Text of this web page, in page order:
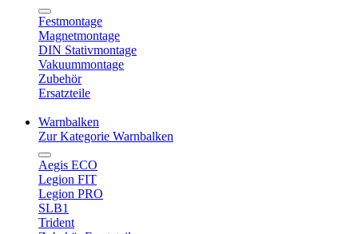
Festmontage
Magnetmontage
DIN Stativmontage
Vakuummontage
Zubehör
Ersatzteile
Warnbalken
Zur Kategorie Warnbalken
Aegis ECO
Legion FIT
Legion PRO
SLB1
Trident